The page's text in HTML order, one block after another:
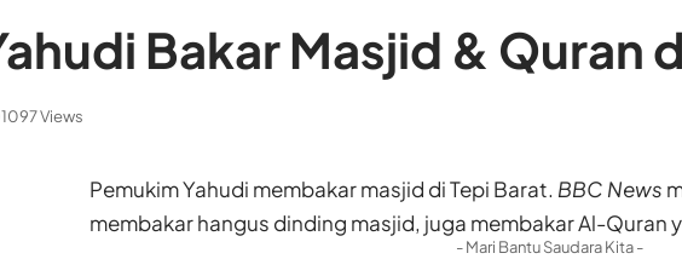
Bakar Masjid & Quran
97 Views
Pemukim Yahudi membakar masjid di Tepi Barat. BBC News
membakar hangus dinding masjid, juga membakar Al-Quran
- Mari Bantu Saudara Kita -